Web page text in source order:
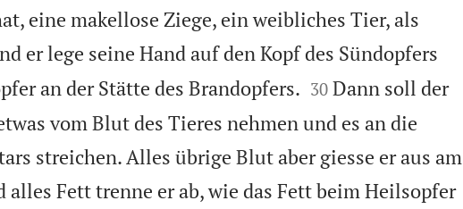
eine makellose Ziege, ein weibliches Tier, als
er lege seine Hand auf den Kopf des Sündopfers
an der Stätte des Brandopfers.
30 Dann soll der
vom Blut des Tieres nehmen und es an die
streichen. Alles übrige Blut aber giesse er aus am
alles Fett trenne er ab, wie das Fett beim Heilsopfer